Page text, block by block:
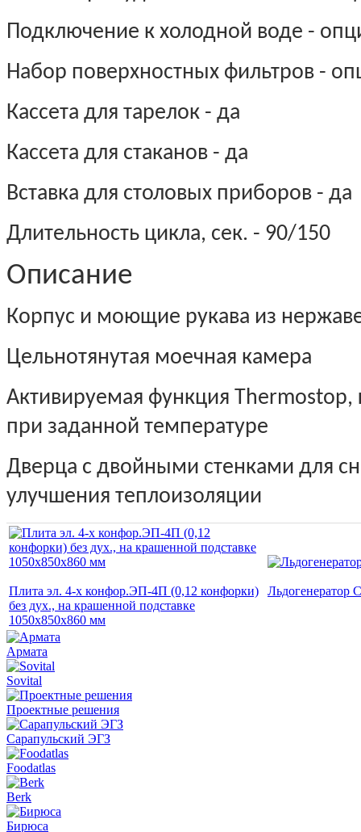
Подключение к холодной воде -
Набор поверхностных фильтров -
Кассета для тарелок - да
Кассета для стаканов - да
Вставка для столовых приборов - да
Длительность цикла, сек. - 90/150
Описание
Корпус и моющие рукава из
Цельнотянутая моечная камера
Активируемая функция
при заданной температуре
Дверца с двойными стенками для
улучшения теплоизоляции
Плита эл. 4-х конфор.ЭП-4П (0,12 конфорки)
без дух., на крашенной подставке
1050x850x860 мм
Льдогенератор
Армата
Sovital
Проектные решения
Сарапульский ЭГЗ
Foodatlas
Berk
Бирюса